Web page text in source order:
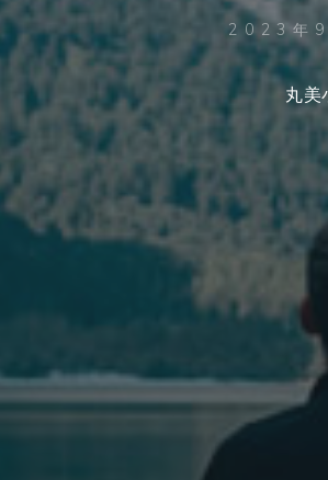
2023年9
丸美